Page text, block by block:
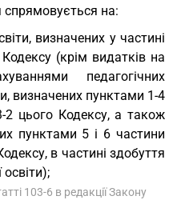
спрямовується на:
визначених у частині
(крім видатків на
педагогічних
визначених пунктами 1-4
2 цього Кодексу, а також
пунктами 5 і 6 частини
в частині здобуття
освіти);
103-6 в редакції Закону